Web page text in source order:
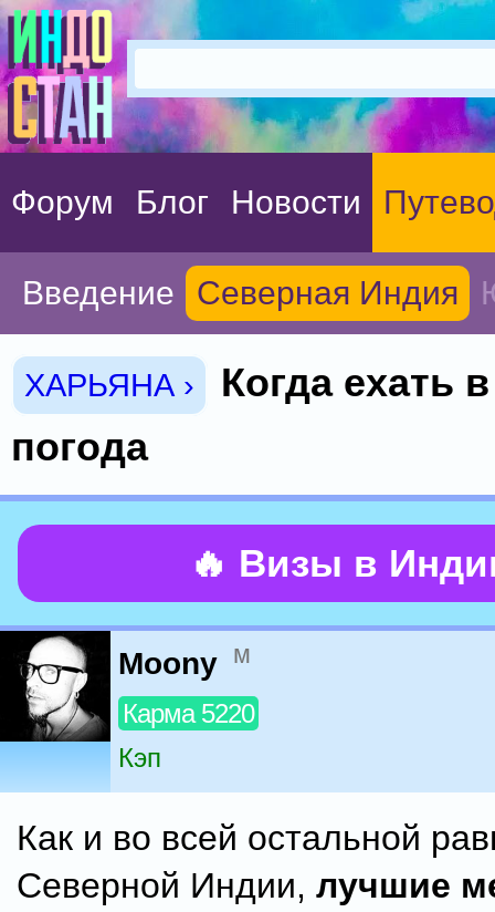
Форум Блог Новости
Введение Северная Индия
ХАРЬЯНА ›
Когда ехать
погода
🔥 Визы в
Moony м
Карма 5220
Кэп
Как и во всей остальной
Северной Индии, лучшие